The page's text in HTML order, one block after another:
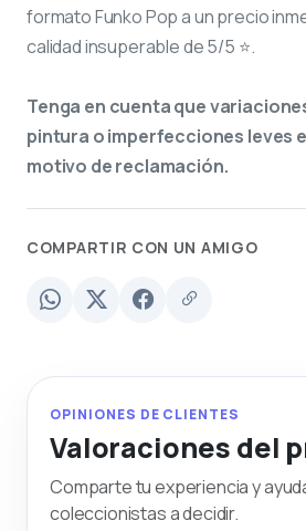
formato Funko Pop a un precio
calidad insuperable de 5/5 ⭐.
Tenga en cuenta que
pintura o imperfecciones leves
motivo de reclamación.
COMPARTIR CON UN AMIGO
OPINIONES DE CLIENTES
Valoraciones del
Comparte tu experiencia y
coleccionistas a decidir.